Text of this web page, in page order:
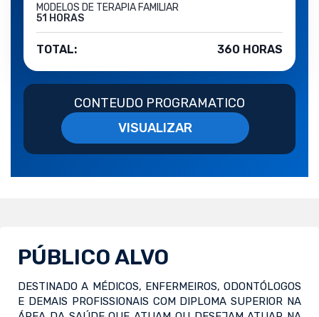
MODELOS DE TERAPIA FAMILIAR
51 HORAS
TOTAL: 360 HORAS
CONTEUDO PROGRAMATICO
VISUALIZAR
PÚBLICO ALVO
DESTINADO A MÉDICOS, ENFERMEIROS, ODONTÓLOGOS
E DEMAIS PROFISSIONAIS COM DIPLOMA SUPERIOR NA